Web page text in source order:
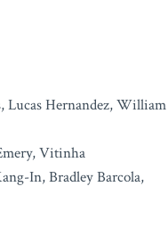
Lucas Hernandez, William
Vitinha
In, Bradley Barcola,